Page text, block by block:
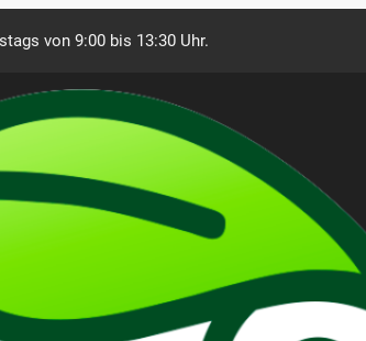
von 9:00 bis 13:30 Uhr.